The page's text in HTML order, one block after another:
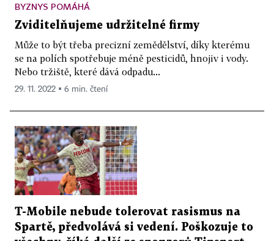
BYZNYS POMÁHÁ
Zviditelňujeme udržitelné firmy
Může to být třeba precizní zemědělství, díky kterému
se na polích spotřebuje méně pesticidů, hnojiv i vody.
Nebo tržiště, které dává odpadu...
29. 11. 2022 ▪ 6 min. čtení
T-Mobile nebude tolerovat rasismus na
Spartě, předvolává si vedení. Poškozuje to